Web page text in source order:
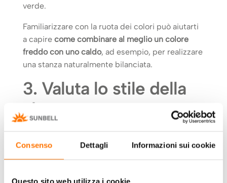
Consenso Dettagli Informazioni sui cookie
Questo sito web utilizza i cookie
verde.
Familiarizzare con la ruota dei colori può aiutarti
a capire come combinare al meglio un colore
freddo con uno caldo, ad esempio, per realizzare
una stanza naturalmente bilanciata.
3. Valuta lo stile della
stanza
Se la tua stanza ha uno
stile d’arredamento ben
discostarsi di molto, per non creare un effetto
caotico.